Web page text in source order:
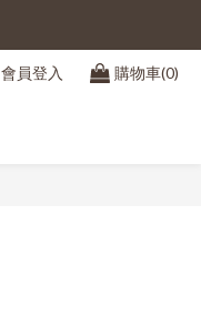
會員登入 購物車(0)